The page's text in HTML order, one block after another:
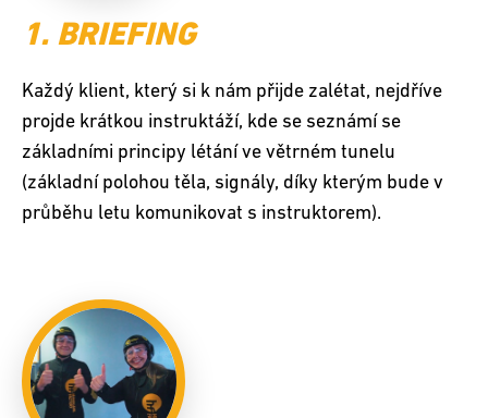
1. BRIEFING
Každý klient, který si k nám přijde zalétat, nejdříve
projde krátkou instruktáží, kde se seznámí se
základními principy létání ve větrném tunelu
(základní polohou těla, signály, díky kterým bude v
průběhu letu komunikovat s instruktorem).